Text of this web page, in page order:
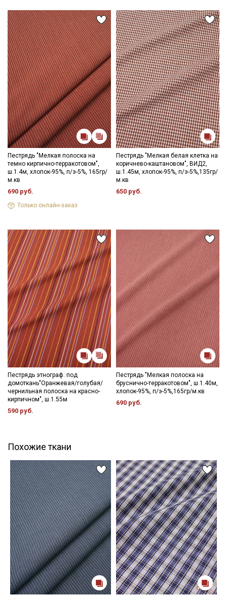
Пестрядь "Мелкая полоска на
темно кирпично-терракотовом",
ш.1.4м, хлопок-95%, п/э-5%, 165гр/
м.кв
690 руб.
Только онлайн-заказ
Пестрядь "Мелкая белая клетка на
коричнево-каштановом", ВИД2,
ш.1.45м, хлопок-95%, п/э-5%,135гр/
м.кв
650 руб.
Пестрядь этнограф. под
домоткань"Оранжевая/голубая/
чернильная полоска на красно-
кирпичном", ш.1.55м
590 руб.
Пестрядь "Мелкая полоска на
бруснично-терракотовом", ш.1.40м,
хлопок-95%, п/э-5%,165гр/м.кв
690 руб.
Похожие ткани